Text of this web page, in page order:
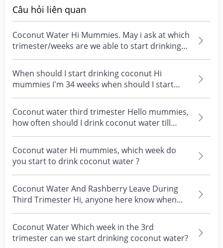
Câu hỏi liên quan
Coconut Water Hi Mummies. May i ask at which
trimester/weeks are we able to start drinking
coconut w...
When should I start drinking coconut Hi
mummies I'm 34 weeks when should I start
drinking coconut wa...
Coconut water third trimester Hello mummies,
how often should I drink coconut water till
before deli...
Coconut water Hi mummies, which week do
you start to drink coconut water ?
Coconut Water And Rashberry Leave During
Third Trimester Hi, anyone here know when
can we start drin...
Coconut Water Which week in the 3rd
trimester can we start drinking coconut water?